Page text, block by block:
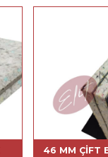
46 MM ÇIFT